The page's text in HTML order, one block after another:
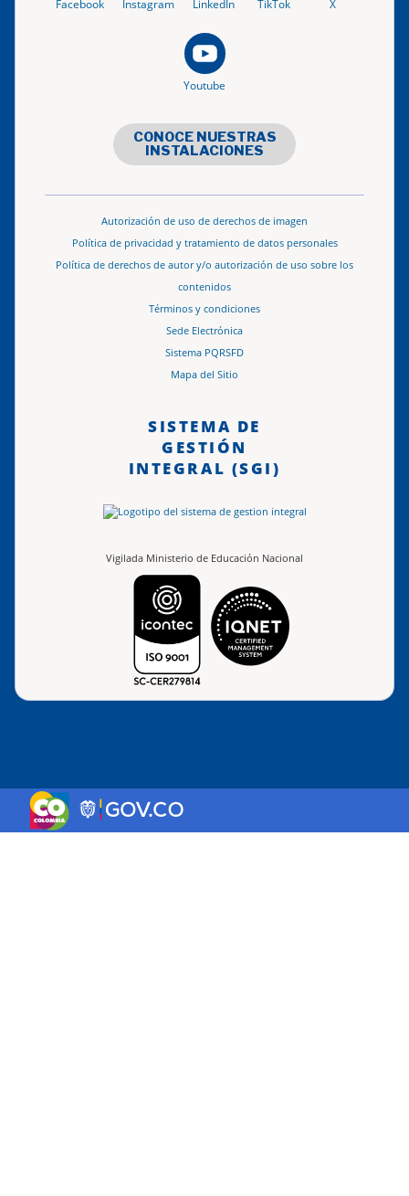
Facebook Instagram LinkedIn TikTok X
Youtube
CONOCE NUESTRAS
INSTALACIONES
Autorización de uso de derechos de imagen
Política de privacidad y tratamiento de datos personales
Política de derechos de autor y/o autorización de uso sobre los
contenidos
Términos y condiciones
Sede Electrónica
Sistema PQRSFD
Mapa del Sitio
SISTEMA DE
GESTIÓN
INTEGRAL (SGI)
Vigilada Ministerio de Educación Nacional